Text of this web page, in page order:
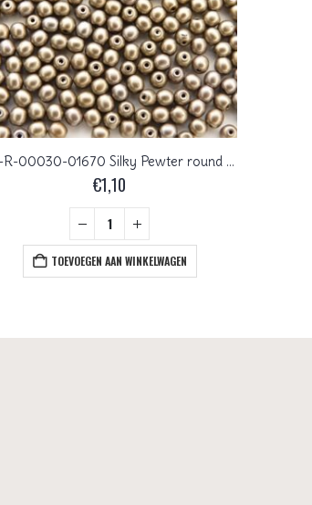
04-R-00030-01670 Silky Pewter round 4 mm. 100 Pc.
€1,10
TOEVOEGEN AAN WINKELWAGEN